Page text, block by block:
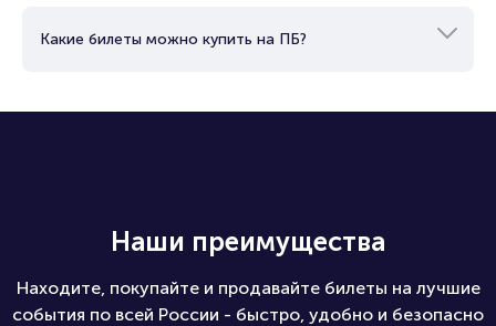
Какие билеты можно купить на ПБ?
Наши преимущества
Находите, покупайте и продавайте билеты на лучшие
события по всей России - быстро, удобно и безопасно